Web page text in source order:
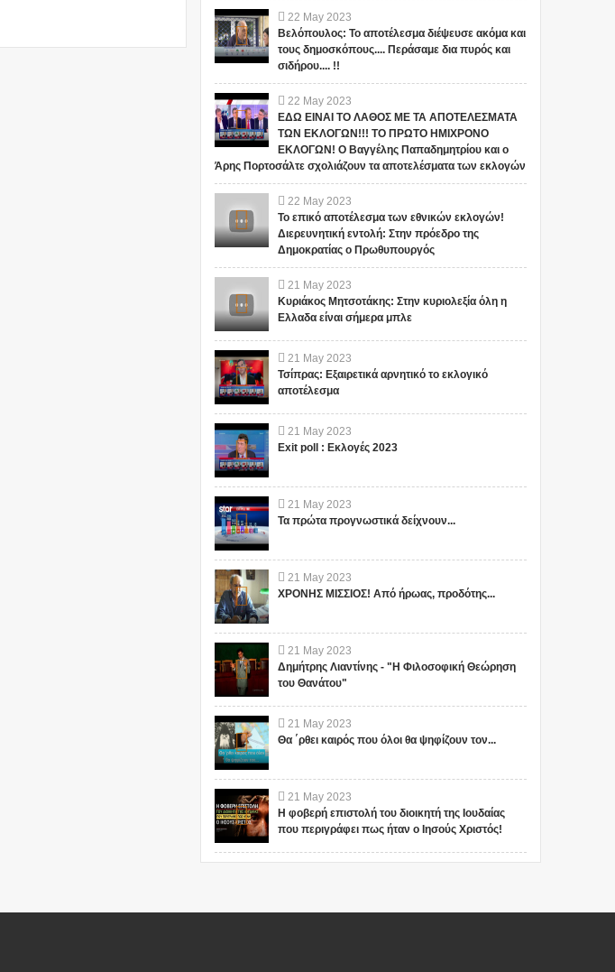
22 May 2023
Βελόπουλος: Το αποτέλεσμα διέψευσε ακόμα και
τους δημοσκόπους.... Περάσαμε δια πυρός και
σιδήρου.... !!
22 May 2023
ΕΔΩ ΕΙΝΑΙ ΤΟ ΛΑΘΟΣ ΜΕ ΤΑ ΑΠΟΤΕΛΕΣΜΑΤΑ
ΤΩΝ ΕΚΛΟΓΩΝ!!! ΤΟ ΠΡΩΤΟ ΗΜΙΧΡΟΝΟ
ΕΚΛΟΓΩΝ! Ο Βαγγέλης Παπαδημητρίου και ο
Άρης Πορτοσάλτε σχολιάζουν τα αποτελέσματα των εκλογών
22 May 2023
Το επικό αποτέλεσμα των εθνικών εκλογών!
Διερευνητική εντολή: Στην πρόεδρο της
Δημοκρατίας ο Πρωθυπουργός
21 May 2023
Κυριάκος Μητσοτάκης: Στην κυριολεξία όλη η
Ελλαδα είναι σήμερα μπλε
21 May 2023
Τσίπρας: Εξαιρετικά αρνητικό το εκλογικό
αποτέλεσμα
21 May 2023
Exit poll : Εκλογές 2023
21 May 2023
Τα πρώτα προγνωστικά δείχνουν...
21 May 2023
ΧΡΟΝΗΣ ΜΙΣΣΙΟΣ! Από ήρωας, προδότης...
21 May 2023
Δημήτρης Λιαντίνης - "Η Φιλοσοφική Θεώρηση
του Θανάτου"
21 May 2023
Θα ΄ρθει καιρός που όλοι θα ψηφίζουν τον...
21 May 2023
Η φοβερή επιστολή του διοικητή της Ιουδαίας
που περιγράφει πως ήταν ο Ιησούς Χριστός!